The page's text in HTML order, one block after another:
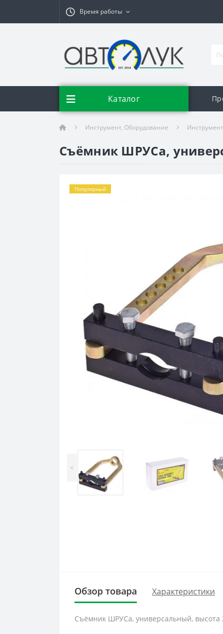
Время работы
Каталог
Инструмент, Оборудование Инструмент
Съёмник ШРУСа,
Популярный
<
Обзор товара Характеристики
Съёмник ШРУСа, универсальный,